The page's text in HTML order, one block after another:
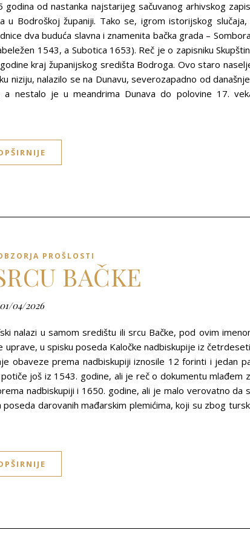
od nastanka najstarijeg sačuvanog arhivskog
u Bodroškoj županiji. Tako se, igrom istorijskog slučaja,
dva buduća slavna i znamenita bačka grada –
1543, a Subotica 1653). Reč je o zapisniku
kraj županijskog središta Bodroga. Ovo staro
niziju, nalazilo se na Dunavu, severozapadno od
nestalo je u meandrima Dunava do polovine 17.
PROŠLOSTI
BAČKE
01/04/2026
nalazi u samom središtu ili srcu Bačke, pod ovim
u spisku poseda Kaločke nadbiskupije iz
obaveze prema nadbiskupiji iznosile 12 forinti i jedan
još iz 1543. godine, ali je reč o dokumentu mlađem
nadbiskupiji i 1650. godine, ali je malo verovatno da
darovanih mađarskim plemićima, koji su zbog